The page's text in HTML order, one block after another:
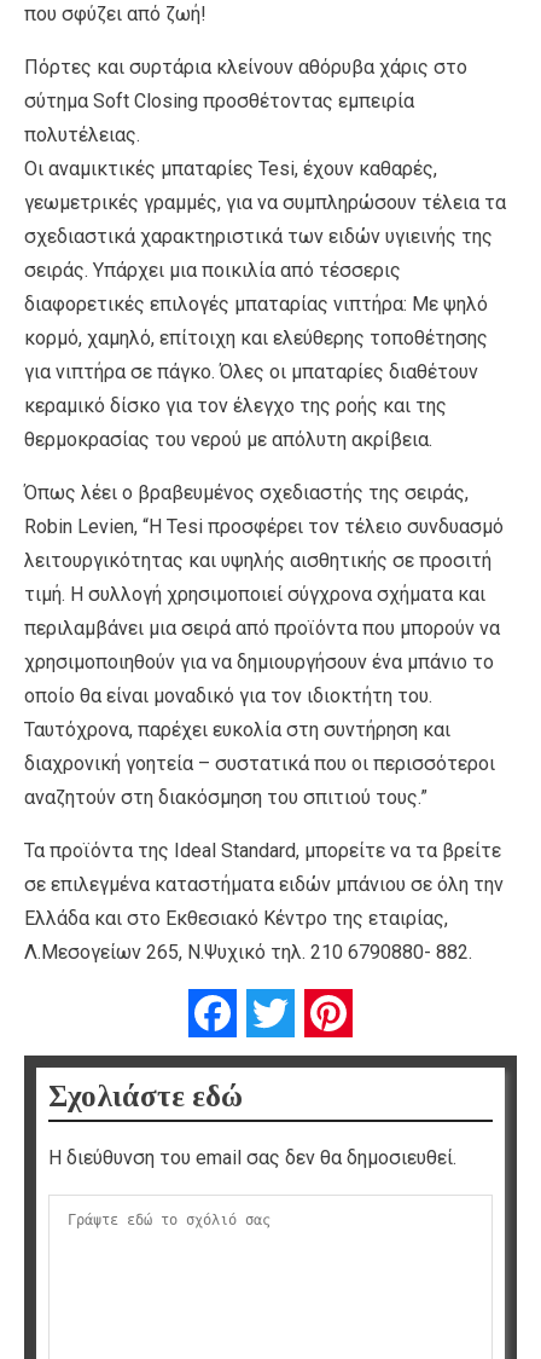
που σφύζει από ζωή!
Πόρτες και συρτάρια κλείνουν αθόρυβα χάρις στο
σύτημα Soft Closing προσθέτοντας εμπειρία
πολυτέλειας.
Οι αναμικτικές μπαταρίες Tesi, έχουν καθαρές,
γεωμετρικές γραμμές, για να συμπληρώσουν τέλεια τα
σχεδιαστικά χαρακτηριστικά των ειδών υγιεινής της
σειράς. Υπάρχει μια ποικιλία από τέσσερις
διαφορετικές επιλογές μπαταρίας νιπτήρα: Με ψηλό
κορμό, χαμηλό, επίτοιχη και ελεύθερης τοποθέτησης
για νιπτήρα σε πάγκο. Όλες οι μπαταρίες διαθέτουν
κεραμικό δίσκο για τον έλεγχο της ροής και της
θερμοκρασίας του νερού με απόλυτη ακρίβεια.
Όπως λέει ο βραβευμένος σχεδιαστής της σειράς,
Robin Levien, “Η Tesi προσφέρει τον τέλειο συνδυασμό
λειτουργικότητας και υψηλής αισθητικής σε προσιτή
τιμή. Η συλλογή χρησιμοποιεί σύγχρονα σχήματα και
περιλαμβάνει μια σειρά από προϊόντα που μπορούν να
χρησιμοποιηθούν για να δημιουργήσουν ένα μπάνιο το
οποίο θα είναι μοναδικό για τον ιδιοκτήτη του.
Ταυτόχρονα, παρέχει ευκολία στη συντήρηση και
διαχρονική γοητεία – συστατικά που οι περισσότεροι
αναζητούν στη διακόσμηση του σπιτιού τους.”
Τα προϊόντα της Ideal Standard, μπορείτε να τα βρείτε
σε επιλεγμένα καταστήματα ειδών μπάνιου σε όλη την
Ελλάδα και στο Εκθεσιακό Κέντρο της εταιρίας,
Λ.Μεσογείων 265, Ν.Ψυχικό τηλ. 210 6790880- 882.
FacebookTwitter
Σχολιάστε εδώ
Η διεύθυνση του email σας δεν θα δημοσιευθεί.